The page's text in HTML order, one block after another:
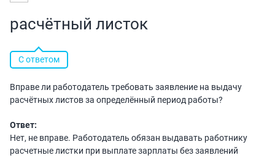
расчётный листок
С ответом
Вправе ли работодатель требовать заявление на выдачу
расчётных листов за определённый период работы?
Ответ:
Нет, не вправе. Работодатель обязан выдавать работнику
расчетные листки при выплате зарплаты без заявлений